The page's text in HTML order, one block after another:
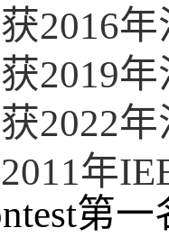
2016年
2019年
2022年
2011年
第一